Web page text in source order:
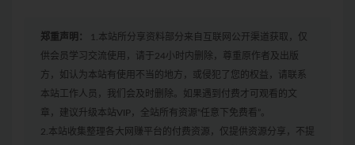
郑重声明：
1.本站所分享资料部分来自互联网公开渠道获取，仅
供会员学习交流使用，请于24小时内删除，尊重原作者及出版
方，如认为本站有使用不当的地方，或侵犯了您的权益，请联系
本站工作人员，我们会及时删除。如果遇到付费才可观看的文
章，建议升级本站VIP，全站所有资源“任意下免费看”。
2.本站收集整理各大网赚平台的付费资源，仅提供资源分享，不提